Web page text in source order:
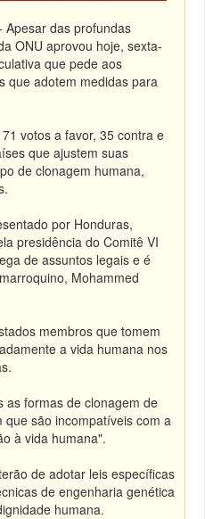
Apesar das profundas
ONU aprovou hoje, sexta-
que pede aos
que adotem medidas para
votos a favor, 35 contra e
que ajustem suas
de clonagem humana,
por Honduras,
presidência do Comitê VI
de assuntos legais e é
Mohammed
membros que tomem
a vida humana nos
as formas de clonagem de
são incompatíveis com a
à vida humana".
de adotar leis específicas
de engenharia genética
humana.